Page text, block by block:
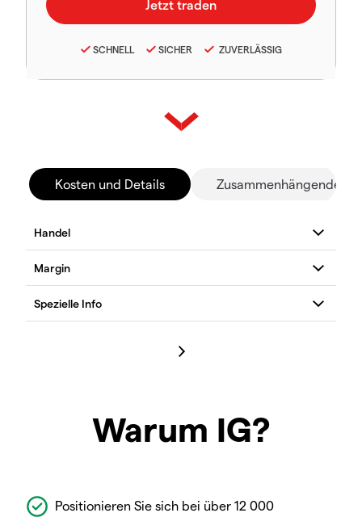
SCHNELL SICHER ZUVERLÄSSIG
Kosten und Details Zusammenhängende
Warum IG?
Positionieren Sie sich bei über 12 000